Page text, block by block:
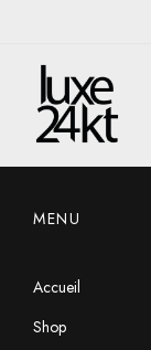
MENU
Accueil
Shop